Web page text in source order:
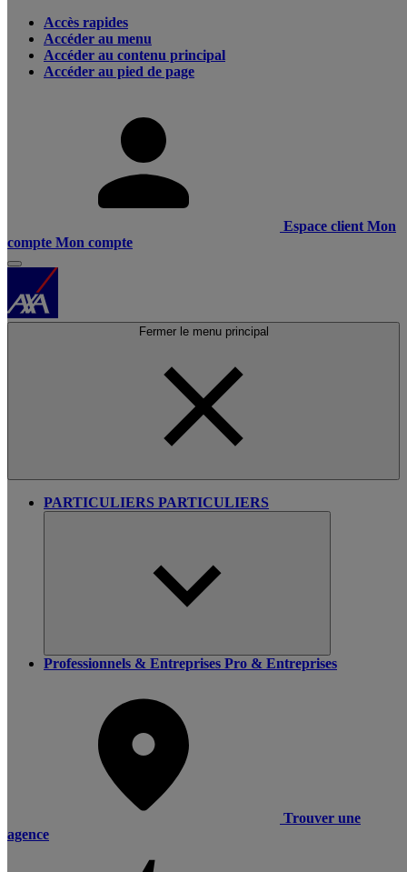
Accès rapides
Accéder au menu
Accéder au contenu principal
Accéder au pied de page
Espace client Mon
compte Mon compte
Fermer le menu principal
PARTICULIERS PARTICULIERS
Professionnels & Entreprises Pro & Entreprises
Trouver une
agence